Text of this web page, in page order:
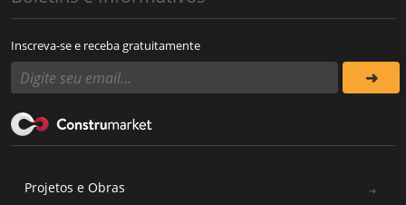
Inscreva-se e receba gratuitamente
Projetos e Obras